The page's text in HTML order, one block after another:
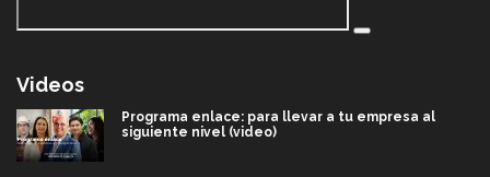
Videos
Programa enlace: para llevar a tu empresa al
siguiente nivel (video)